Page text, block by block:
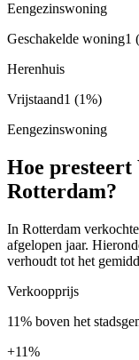
Eengezinswoning
Geschakelde woning1
Herenhuis
Vrijstaand1 (1%)
Eengezinswoning
Hoe presteert
Rotterdam?
In Rotterdam
afgelopen jaar.
verhoudt tot het
Verkoopprijs
11% boven het
+11%